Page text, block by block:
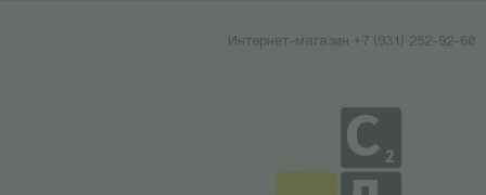
Интернет-магазин +7 (931) 252-92-60